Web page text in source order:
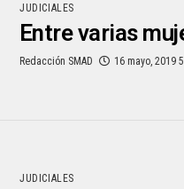
JUDICIALES
Entre varias
Redacción SMAD 16 mayo, 2019
JUDICIALES